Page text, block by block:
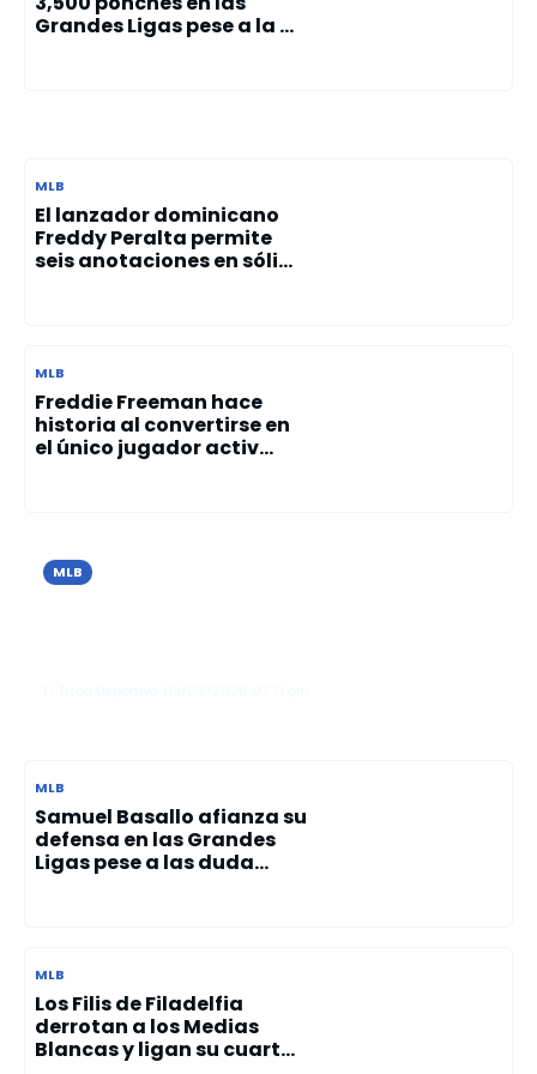
Grandes Ligas pese a la ...
MLB
El lanzador dominicano
Freddy Peralta permite
seis anotaciones en sóli...
MLB
Freddie Freeman hace
historia al convertirse en
el único jugador activ...
MLB
MLB
Samuel Basallo afianza su
defensa en las Grandes
Ligas pese a las duda...
MLB
Los Filis de Filadelfia
derrotan a los Medias
Blancas y ligan su cuart...